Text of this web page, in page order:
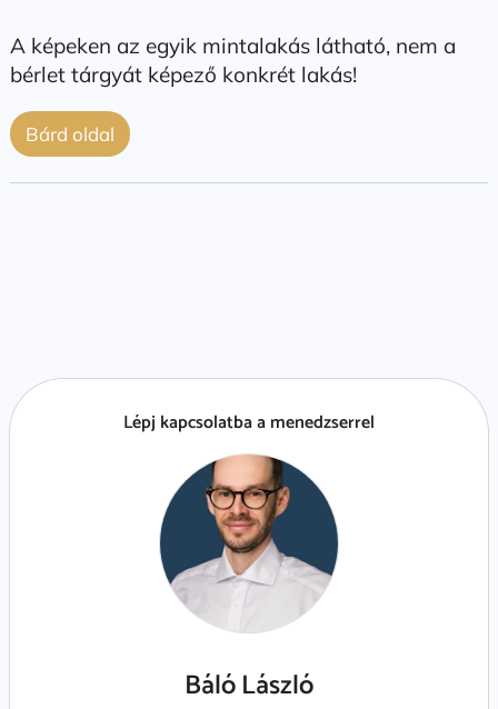
A képeken az egyik mintalakás látható, nem a
bérlet tárgyát képező konkrét lakás!
Bárd oldal
Lépj kapcsolatba a menedzserrel
Báló László